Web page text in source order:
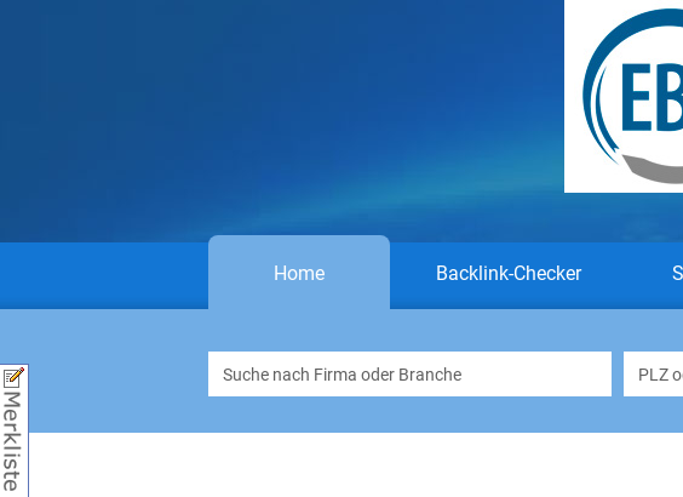
Home Backlink-Checker